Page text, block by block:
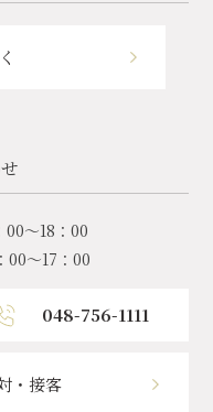
00～18：00
00～17：00
048-756-1111
・接客